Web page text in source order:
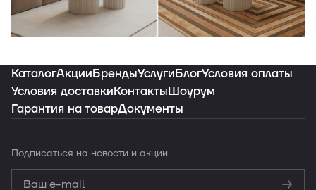
ваш интерьер
Заказать подборку
КаталогАкцииБрендыУслугиБлогУсловия оплаты
Условия доставкиКонтактыШоурум
Гарантия на товарДокументы
Подписаться на новости и акции
конфиденциальности
Обработку
персональных данных